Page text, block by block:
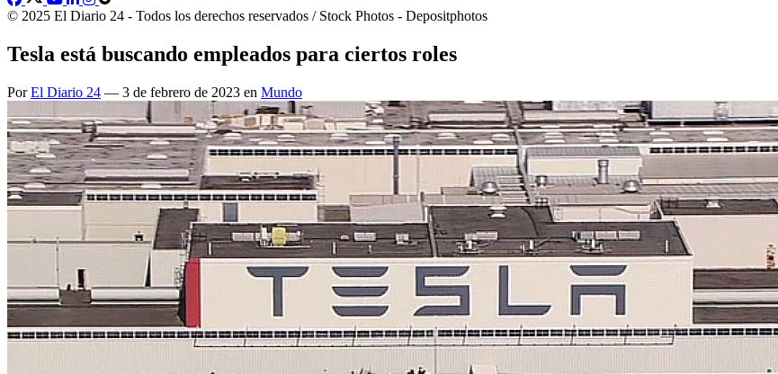
© 2025 El Diario 24 - Todos los derechos reservados / Stock Photos - Depositphotos
Tesla está buscando empleados para ciertos roles
PorEl Diario 24 — 3 de febrero de 2023 en Mundo